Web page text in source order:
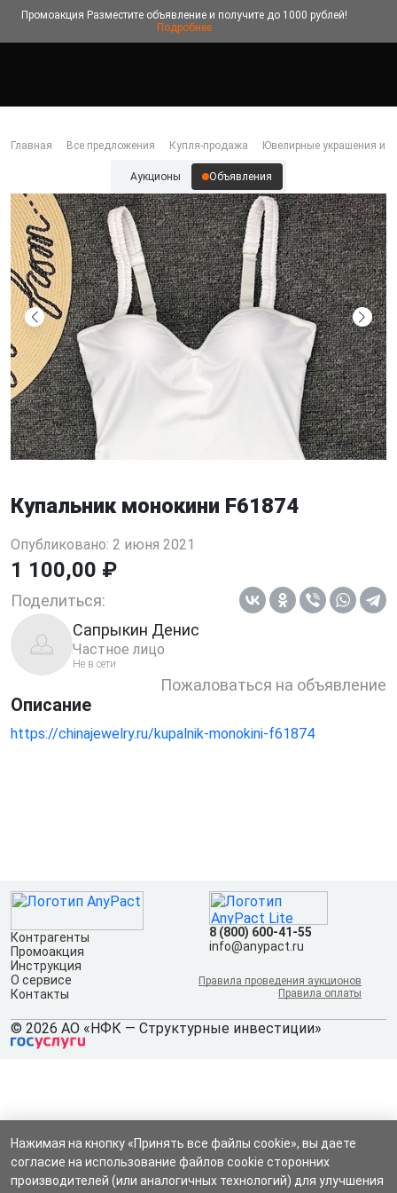
Промоакция Разместите объявление и получите до 1000 рублей!
Подробнее
Главная Все предложения Купля-продажа Ювелирные украшения и
Аукционы Объявления
Купальник монокини F61874
Опубликовано: 2 июня 2021
1 100,00 ₽
Поделиться:
Сапрыкин Денис
Частное лицо
Не в сети
Пожаловаться на объявление
Описание
https://chinajewelry.ru/kupalnik-monokini-f61874
Контрагенты
Промоакция
Инструкция
О сервисе
Контакты
8 (800) 600-41-55
info@anypact.ru
Правила проведения аукционов
Правила оплаты
© 2026 АО «НФК — Структурные инвестиции»
Нажимая на кнопку «Принять все файлы cookie», вы даете
согласие на использование файлов cookie сторонних
производителей (или аналогичных технологий) для улучшения